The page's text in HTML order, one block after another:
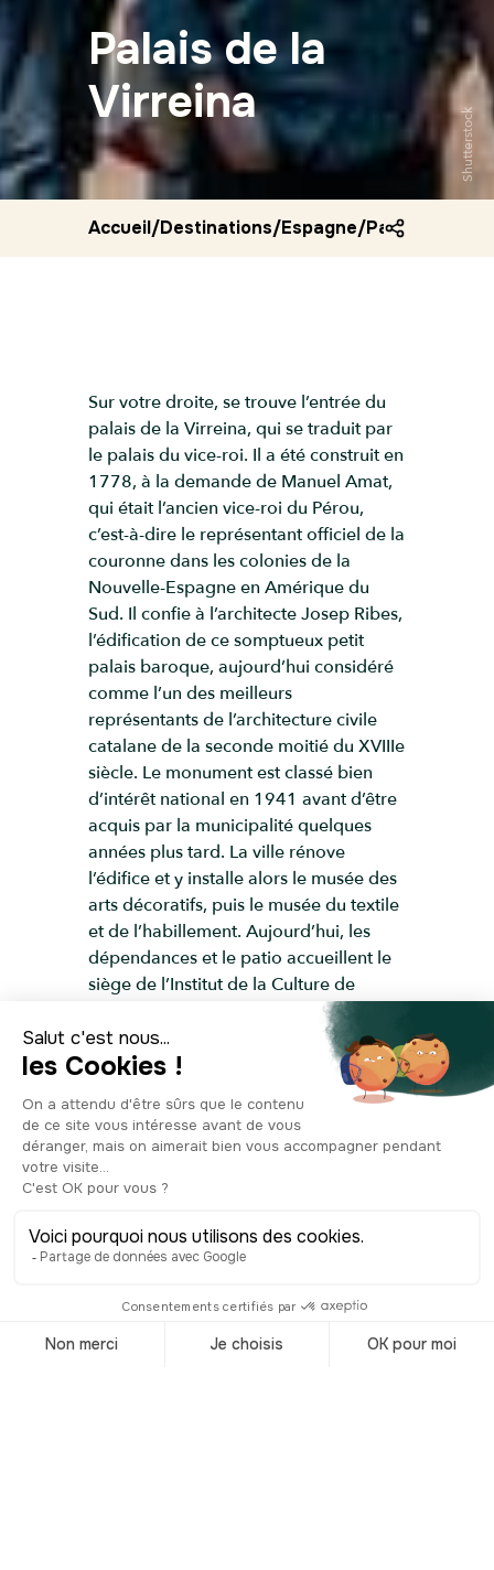
Palais de la
Virreina
Shutterstock
Accueil/Destinations/Espagne/Palais de la
Sur votre droite, se trouve l’entrée du
palais de la Virreina, qui se traduit par
le palais du vice-roi. Il a été construit en
1778, à la demande de Manuel Amat,
qui était l’ancien vice-roi du Pérou,
c’est-à-dire le représentant officiel de la
couronne dans les colonies de la
Nouvelle-Espagne en Amérique du
Sud. Il confie à l’architecte Josep Ribes,
l’édification de ce somptueux petit
palais baroque, aujourd’hui considéré
comme l’un des meilleurs
représentants de l’architecture civile
catalane de la seconde moitié du XVIIIe
siècle. Le monument est classé bien
d’intérêt national en 1941 avant d’être
acquis par la municipalité quelques
années plus tard. La ville rénove
l’édifice et y installe alors le musée des
arts décoratifs, puis le musée du textile
et de l’habillement. Aujourd’hui, les
dépendances et le patio accueillent le
siège de l’Institut de la Culture de
Barcelone, où vous pourrez voir des
expositions temporaires gratuites. Il y a
également des salles communales où
vous pourrez aller à la rencontre des
Géants de Barcelone. Ce couple de
figurines plus grand que nature, appelé
Jaume I et Violant d’Hongrie sont les
plus anciens géants documentés de
la chance de voir datent de 1992 et ont
celles de 1921. Les géants sont
monarques catalans, mais il faut savoir